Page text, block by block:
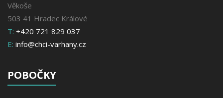
Věkoše
503 41 Hradec Králové
T: +420 721 829 037
E: info@chci-varhany.cz
POBOČKY